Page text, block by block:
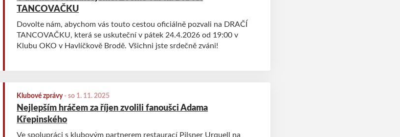
TANCOVAČKU
Dovolte nám, abychom vás touto cestou oficiálně pozvali na DRAČÍ
TANCOVAČKU, která se uskuteční v pátek 24.4.2026 od 19:00 v
Klubu OKO v Havlíčkově Brodě. Všichni jste srdečně zváni!
Klubové zprávy-so 1. 11. 2025
Nejlepším hráčem za říjen zvolili fanoušci Adama
Křepinského
Ve spolupráci s klubovým partnerem restaurací Pilsner Urquell na